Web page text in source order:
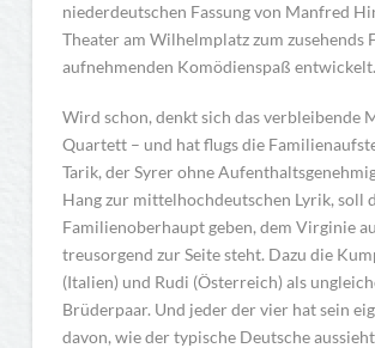
niederdeutschen Fassung von Manfred
Theater am Wilhelmplatz zum zusehends
aufnehmenden Komödienspaß entwickelt.
Wird schon, denkt sich das verbleibende
Quartett – und hat flugs die
Tarik, der Syrer ohne
Hang zur mittelhochdeutschen Lyrik, soll
Familienoberhaupt geben, dem Virginie
treusorgend zur Seite steht. Dazu die
(Italien) und Rudi (Österreich) als
Brüderpaar. Und jeder der vier hat sein
davon, wie der typische Deutsche